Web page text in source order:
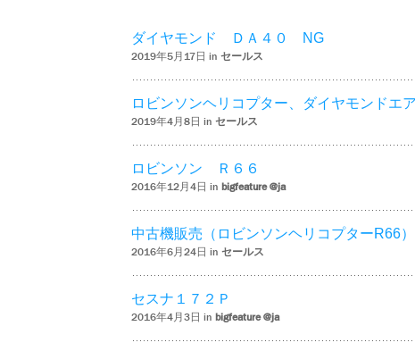
ダイヤモンド ＤＡ４０ NG
2019年5月17日 in セールス
ロビンソンヘリコプター、ダイヤモンドエ
2019年4月8日 in セールス
ロビンソン Ｒ６６
2016年12月4日 in bigfeature @ja
中古機販売（ロビンソンヘリコプターR66）
2016年6月24日 in セールス
セスナ１７２Ｐ
2016年4月3日 in bigfeature @ja